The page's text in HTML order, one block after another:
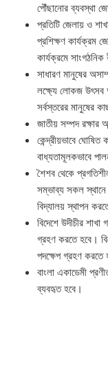
পৌঁছানোর ব্যবস্থা
প্রতিটি জেলায় ও
প্রশিক্ষণ কার্যক্রম
কার্যক্রমে
সাধারণ মানুষের
লক্ষ্যে লোকজ উৎসব
সর্বস্তরের মানুষের
জাতীয় সম্পদ রক্ষার
কেন্দ্রীয়ভাবে
বাধ্যতামূলকভাবে
শৈশব থেকে
সম্ভাব্য সকল স্থানে
বিদ্যালয় স্থাপন
বিদেশে উদীচীর
গ্রহণ করতে হবে।
পদক্ষেপ গ্রহণ করতে
বাংলা একাডেমী
ব্যবহৃত হবে।